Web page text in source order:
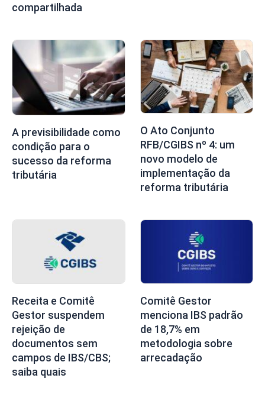
compartilhada
A previsibilidade como
condição para o
sucesso da reforma
tributária
O Ato Conjunto
RFB/CGIBS nº 4: um
novo modelo de
implementação da
reforma tributária
Receita e Comitê
Gestor suspendem
rejeição de
documentos sem
campos de IBS/CBS;
saiba quais
Comitê Gestor
menciona IBS padrão
de 18,7% em
metodologia sobre
arrecadação